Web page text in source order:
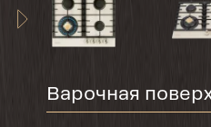
Варочная